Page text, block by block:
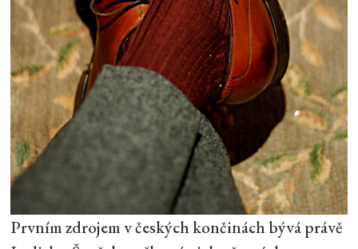
Prvním zdrojem v českých končinách bývá právě